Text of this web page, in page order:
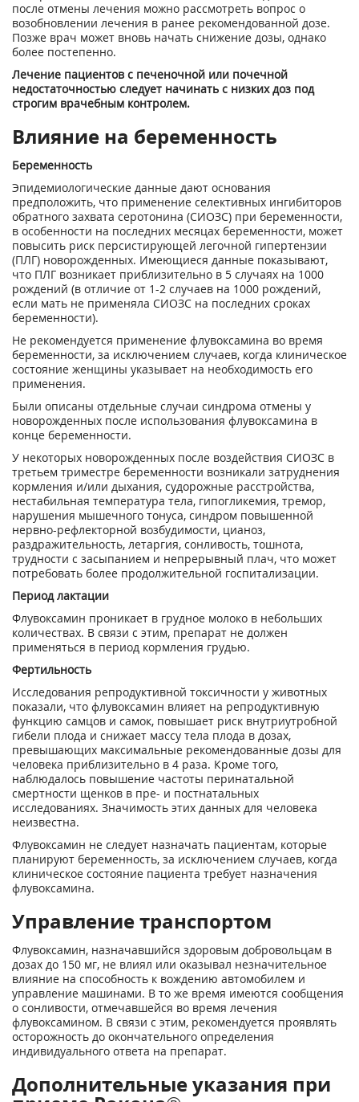
после отмены лечения можно рассмотреть вопрос о
возобновлении лечения в ранее рекомендованной дозе.
Позже врач может вновь начать снижение дозы, однако
более постепенно.
Лечение пациентов с печеночной или почечной
недостаточностью следует начинать с низких доз под
строгим врачебным контролем.
Влияние на беременность
Беременность
Эпидемиологические данные дают основания
предположить, что применение селективных ингибиторов
обратного захвата серотонина (СИОЗС) при беременности,
в особенности на последних месяцах беременности, может
повысить риск персистирующей легочной гипертензии
(ПЛГ) новорожденных. Имеющиеся данные показывают,
что ПЛГ возникает приблизительно в 5 случаях на 1000
рождений (в отличие от 1-2 случаев на 1000 рождений,
если мать не применяла СИОЗС на последних сроках
беременности).
Не рекомендуется применение флувоксамина во время
беременности, за исключением случаев, когда клиническое
состояние женщины указывает на необходимость его
применения.
Были описаны отдельные случаи синдрома отмены у
новорожденных после использования флувоксамина в
конце беременности.
У некоторых новорожденных после воздействия СИОЗС в
третьем триместре беременности возникали затруднения
кормления и/или дыхания, судорожные расстройства,
нестабильная температура тела, гипогликемия, тремор,
нарушения мышечного тонуса, синдром повышенной
нервно-рефлекторной возбудимости, цианоз,
раздражительность, летаргия, сонливость, тошнота,
трудности с засыпанием и непрерывный плач, что может
потребовать более продолжительной госпитализации.
Период лактации
Флувоксамин проникает в грудное молоко в небольших
количествах. В связи с этим, препарат не должен
применяться в период кормления грудью.
Фертильность
Исследования репродуктивной токсичности у животных
показали, что флувоксамин влияет на репродуктивную
функцию самцов и самок, повышает риск внутриутробной
гибели плода и снижает массу тела плода в дозах,
превышающих максимальные рекомендованные дозы для
человека приблизительно в 4 раза. Кроме того,
наблюдалось повышение частоты перинатальной
смертности щенков в пре- и постнатальных
исследованиях. Значимость этих данных для человека
неизвестна.
Флувоксамин не следует назначать пациентам, которые
планируют беременность, за исключением случаев, когда
клиническое состояние пациента требует назначения
флувоксамина.
Управление транспортом
Флувоксамин, назначавшийся здоровым добровольцам в
дозах до 150 мг, не влиял или оказывал незначительное
влияние на способность к вождению автомобилем и
управление машинами. В то же время имеются сообщения
о сонливости, отмечавшейся во время лечения
флувоксамином. В связи с этим, рекомендуется проявлять
осторожность до окончательного определения
индивидуального ответа на препарат.
Дополнительные указания при